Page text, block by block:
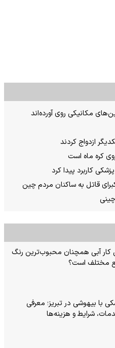
مکانیکی روی آورده‌اند
ازدواج کردند
کره ماه است
کاربرد پیدا کرد
کار آبی همچنان محبوب‌ترین رنگ
مختلف است؟
با بیهوشی در تبریز؛ معرفی
شرایط و هزینه‌ها